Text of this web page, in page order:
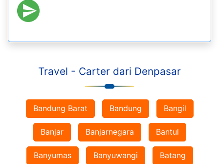
Travel - Carter dari Denpasar
Bandung Barat Bandung Bangil
Banjar Banjarnegara Bantul
Banyumas Banyuwangi Batang